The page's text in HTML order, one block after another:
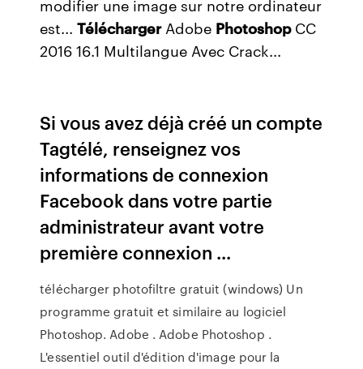
modifier une image sur notre ordinateur
est...TéléchargerAdobe PhotoshopCC
2016 16.1 Multilangue Avec Crack...
Si vous avez déjà créé un compte
Tagtélé, renseignez vos
informations de connexion
Facebook dans votre partie
administrateur avant votre
première connexion ...
télécharger photofiltre gratuit (windows) Un
programme gratuit et similaire au logiciel
Photoshop. Adobe . Adobe Photoshop .
L'essentiel outil d'édition d'image pour la